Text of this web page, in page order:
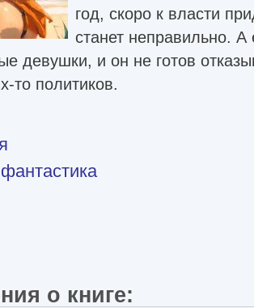
год, скоро к власти
станет неправильно.
девушки, и он не готов
то политиков.
о книге: